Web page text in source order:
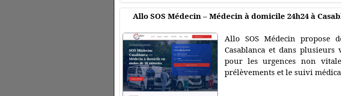
Allo SOS Médecin – Médecin à domicile 24h24 à
Allo SOS Médecin propose
Casablanca et dans
pour les urgences non
prélèvements et le suivi